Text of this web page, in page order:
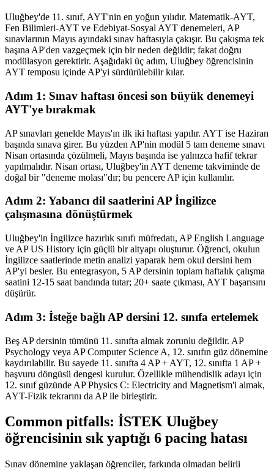
Uluğbey'de 11. sınıf, AYT'nin en yoğun yılıdır. Matematik-AYT,
Fen Bilimleri-AYT ve Edebiyat-Sosyal AYT denemeleri, AP
sınavlarının Mayıs ayındaki sınav haftasıyla çakışır. Bu çakışma tek
başına AP'den vazgeçmek için bir neden değildir; fakat doğru
modülasyon gerektirir. Aşağıdaki üç adım, Uluğbey öğrencisinin
AYT temposu içinde AP'yi sürdürülebilir kılar.
Adım 1: Sınav haftası öncesi son büyük denemeyi
AYT'ye bırakmak
AP sınavları genelde Mayıs'ın ilk iki haftası yapılır. AYT ise Haziran
başında sınava girer. Bu yüzden AP'nin modül 5 tam deneme sınavı
Nisan ortasında çözülmeli, Mayıs başında ise yalnızca hafif tekrar
yapılmalıdır. Nisan ortası, Uluğbey'in AYT deneme takviminde de
doğal bir "deneme molası"dır; bu pencere AP için kullanılır.
Adım 2: Yabancı dil saatlerini AP İngilizce
çalışmasına dönüştürmek
Uluğbey'in İngilizce hazırlık sınıfı müfredatı, AP English Language
ve AP US History için güçlü bir altyapı oluşturur. Öğrenci, okulun
İngilizce saatlerinde metin analizi yaparak hem okul dersini hem
AP'yi besler. Bu entegrasyon, 5 AP dersinin toplam haftalık çalışma
saatini 12-15 saat bandında tutar; 20+ saate çıkması, AYT başarısını
düşürür.
Adım 3: İsteğe bağlı AP dersini 12. sınıfa ertelemek
Beş AP dersinin tümünü 11. sınıfta almak zorunlu değildir. AP
Psychology veya AP Computer Science A, 12. sınıfın güz dönemine
kaydırılabilir. Bu sayede 11. sınıfta 4 AP + AYT, 12. sınıfta 1 AP +
başvuru döngüsü dengesi kurulur. Özellikle mühendislik adayı için
12. sınıf güzünde AP Physics C: Electricity and Magnetism'i almak,
AYT-Fizik tekrarını da AP ile birleştirir.
Common pitfalls: İSTEK Uluğbey
öğrencisinin sık yaptığı 6 pacing hatası
Sınav dönemine yaklaşan öğrenciler, farkında olmadan belirli